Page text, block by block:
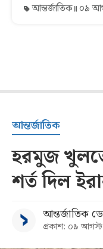
আন্তর্জাতিক ০৯
আন্তর্জাতিক
হরমুজ খুলতে
শর্ত দিল
আন্তর্জাতিক
প্রকাশ: ০৯